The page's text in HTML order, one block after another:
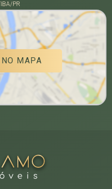
PR
MAPA